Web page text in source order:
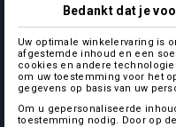
Bedankt dat je
Uw optimale winkelervaring is
afgestemde inhoud en een
cookies en andere
om uw toestemming voor het
gegevens op basis van uw
Om u gepersonaliseerde
toestemming nodig. Door op